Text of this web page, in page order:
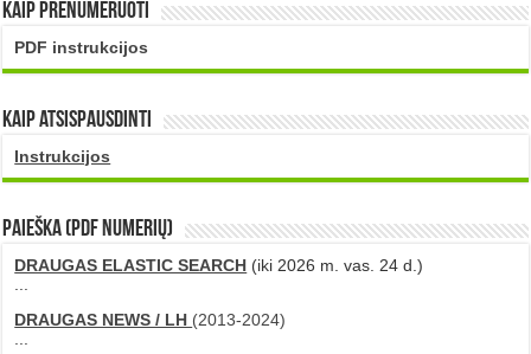
Kaip prenumeruoti
PDF instrukcijos
Kaip atsispausdinti
Instrukcijos
PAIEŠKA (PDF numerių)
DRAUGAS ELASTIC SEARCH (iki 2026 m. vas. 24 d.)
DRAUGAS NEWS / LH (2013-2024)